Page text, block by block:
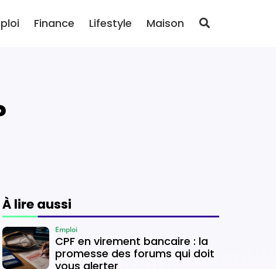
Finance Lifestyle Maison
À lire aussi
CPF en virement bancaire : la
promesse des forums qui doit
vous alerter
Emploi